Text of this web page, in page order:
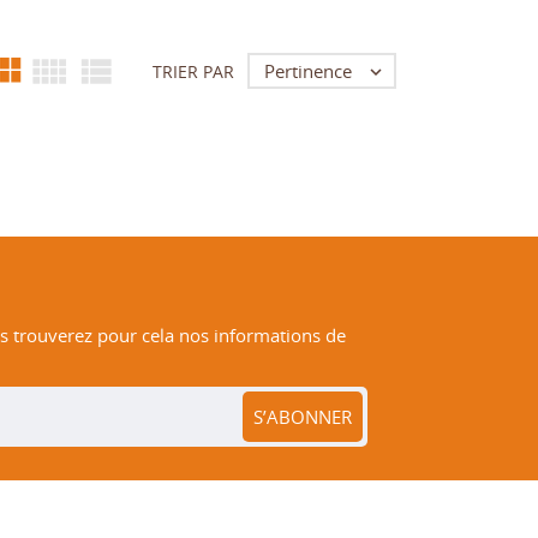
  TRIER PAR Pertinence 
trouverez pour cela nos informations de
S’ABONNER